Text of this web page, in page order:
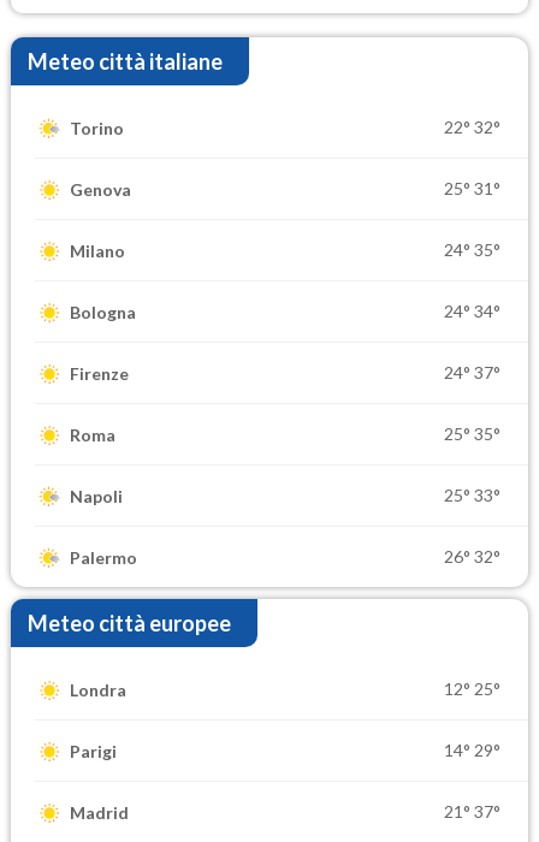
Meteo città italiane
Torino 22° 32°
Genova 25° 31°
Milano 24° 35°
Bologna 24° 34°
Firenze 24° 37°
Roma 25° 35°
Napoli 25° 33°
Palermo 26° 32°
Meteo città europee
Londra 12° 25°
Parigi 14° 29°
Madrid 21° 37°